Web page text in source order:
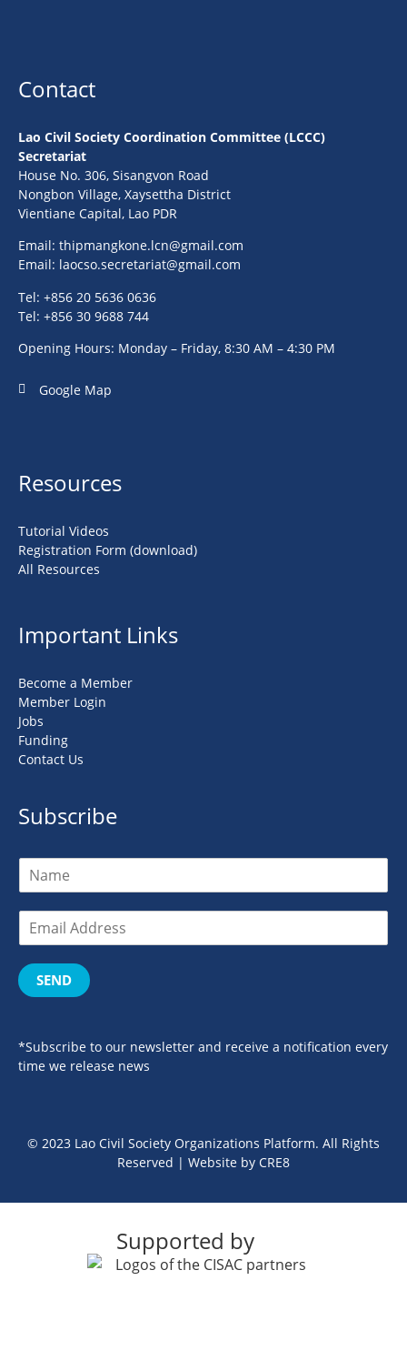
Contact
Lao Civil Society Coordination Committee (LCCC)
Secretariat
House No. 306, Sisangvon Road
Nongbon Village, Xaysettha District
Vientiane Capital, Lao PDR
Email: thipmangkone.lcn@gmail.com
Email: laocso.secretariat@gmail.com
Tel: +856 20 5636 0636
Tel: +856 30 9688 744
Opening Hours: Monday – Friday, 8:30 AM – 4:30 PM
Google Map
Resources
Tutorial Videos
Registration Form (download)
All Resources
Important Links
Become a Member
Member Login
Jobs
Funding
Contact Us
Subscribe
SEND
*Subscribe to our newsletter and receive a notification every
time we release news
© 2023 Lao Civil Society Organizations Platform. All Rights
Reserved | Website by CRE8
Supported by